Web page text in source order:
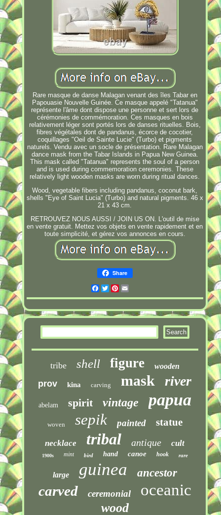
Rare masque de danse Malagan venant des îles Tabar en
Papouasie Nouvelle Guinée. Ce masque appelé "Tatanua"
représente l'âme dont dispose une personne et sert lors de
cérémonies de commémoration. Ces masques en bois
relativement léger sont portés lors de danses rituelles. Bois,
fibres végétales dont de pandanus, écorce de cocotier,
coquillages "Oeil de Sainte Lucie" (Turbo) et pigments
naturels. Vendu avec un socle de présentation. Rare Malagan
dance mask from the Tabar Islands in Papua New Guinea.
This mask called "Tatanua" represents the soul of a person
and is used during commemoration ceremonies. These
relatively light wooden masks are worn during ritual dances.
Wood, vegetable fibers including pandanus, coconut bark,
shells "Eye of Saint Lucia" (Turbo) and natural pigments. 46 x
21 x 43 cm.
RETROUVEZ NOUS AUSSI / JOIN US ON. L'outil de mise
en vente gratuit. Mettez vos objets en vente rapidement et en
toute simplicité, et gérez vos annonces en cours.
Share
Facebook
TwitterPinterest
tribe shell figure wooden
prov kina carving mask river
abelam spirit vintage papua
woven sepik painted statue
necklace tribal antique cult
1900s mint bird hand canoe hook rare
large guinea ancestor
carved ceremonial oceanic
wood